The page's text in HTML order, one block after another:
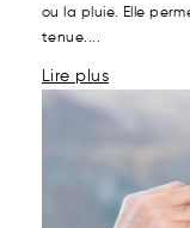
ou la pluie. Elle
tenue....
Lire plus